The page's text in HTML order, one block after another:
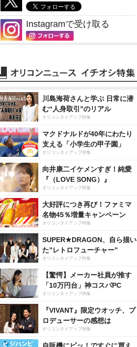
Instagramで受け取る
川島海荷さんと学ぶ 日常に潜
む“人身取引”のリアル
オリコンタイアップ特集
マクドナルドが40年にわたり
支える「小学生の甲子園」
オリコンタイアップ特集
向井康二イケメンすぎ！純愛
『（LOVE SONG）』
オリコンタイアップ特集
大好評につき再び！ファミマ
名物45％増量キャンペーン
オリコンタイアップ特集
SUPER★DRAGON、自ら描い
た”レトロフューチャー”
オリコンタイアップ特集
【驚愕】メーカー社員が推す
「10万円台」神コスパPC
オリコンタイアップ特集
『VIVANT』限定ウオッチ、プ
ロデューサーの感想は
オリコンタイアップ特集